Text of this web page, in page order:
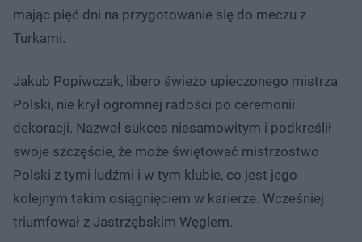
mając pięć dni na przygotowanie się do meczu z
Turkami.
Jakub Popiwczak, libero świeżo upieczonego mistrza
Polski, nie krył ogromnej radości po ceremonii
dekoracji. Nazwał sukces niesamowitym i podkreślił
swoje szczęście, że może świętować mistrzostwo
Polski z tymi ludźmi i w tym klubie, co jest jego
kolejnym takim osiągnięciem w karierze. Wcześniej
triumfował z Jastrzębskim Węglem.